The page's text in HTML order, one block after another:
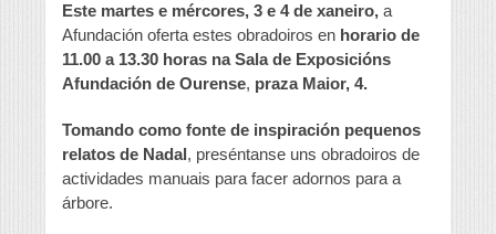
Este martes e mércores, 3 e 4 de xaneiro, a
Afundación oferta estes obradoiros en horario de
11.00 a 13.30 horas na Sala de Exposicións
Afundación de Ourense, praza Maior, 4.
Tomando como fonte de inspiración pequenos
relatos de Nadal, preséntanse uns obradoiros de
actividades manuais para facer adornos para a
árbore.